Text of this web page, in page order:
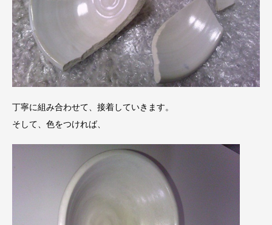
丁寧に組み合わせて、接着していきます。
そして、色をつければ、